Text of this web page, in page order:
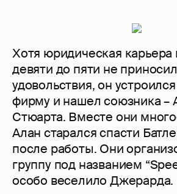
Хотя юридическая карьера
девяти до пяти не
удовольствия, он
фирму и нашел союзника –
Стюарта. Вместе они
Алан старался спасти
после работы. Они
группу под названием
особо веселило Джерарда.